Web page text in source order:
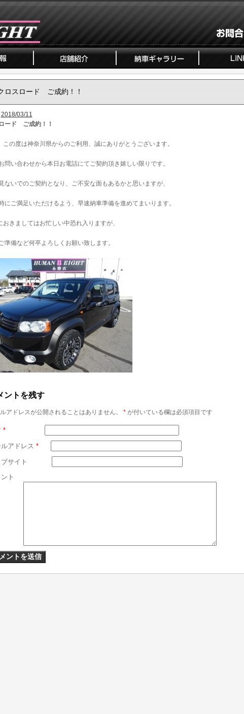
ロスロード ご成約！！
2018/03/11
ード ご成約！！
この度は神奈川県からのご利用、誠にありがとうございます。
問い合わせから本日お電話にてご契約頂き嬉しい限りです。
ないでのご契約となり、ご不安な面もあるかと思いますが、
にご満足いただけるよう、早速納車準備を進めてまいります。
おきましてはお忙しい中恐れ入りますが、
準備など何卒よろしくお願い致します。
ントを残す
アドレスが公開されることはありません。 *が付いている欄は必須項目です
*
アドレス *
サイト
ト